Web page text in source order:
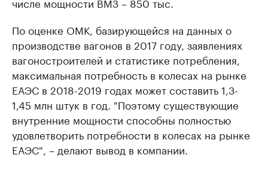
По оценке ОМК, базирующейся на данных о
производстве вагонов в 2017 году, заявлениях
вагоностроителей и статистике потребления,
максимальная потребность в колесах на рынке
ЕАЭС в 2018-2019 годах может составить 1,3-
1,45 млн штук в год. "Поэтому существующие
внутренние мощности способны полностью
удовлетворить потребности в колесах на рынке
ЕАЭС", – делают вывод в компании.